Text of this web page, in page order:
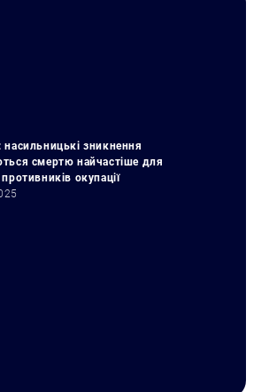
насильницькі зникнення
смертю найчастіше для
окупації